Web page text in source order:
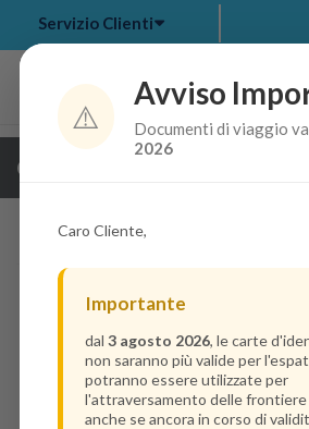
my bookings
Servizio Clienti
Guarda i dettagli della crociera
⚠️
Avviso
Documenti di viaggio
2026
Caro Cliente,
Importante
dal 3 agosto 2026, le carte
non saranno più valide per
potranno essere utilizzate per
l'attraversamento delle frontiere
anche se ancora in corso di